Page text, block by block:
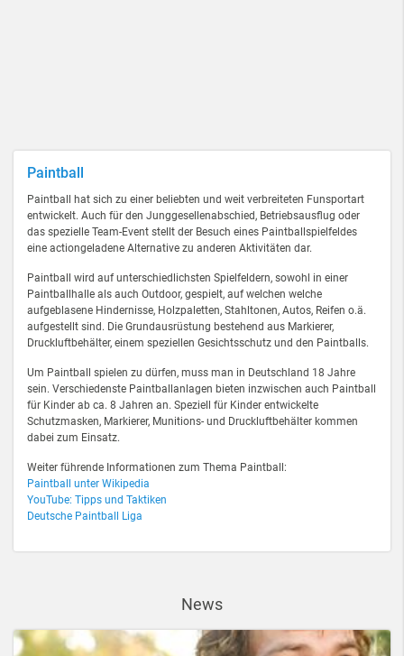
Paintball
Paintball hat sich zu einer beliebten und weit verbreiteten Funsportart
entwickelt. Auch für den Junggesellenabschied, Betriebsausflug oder
das spezielle Team-Event stellt der Besuch eines Paintballspielfeldes
eine actiongeladene Alternative zu anderen Aktivitäten dar.
Paintball wird auf unterschiedlichsten Spielfeldern, sowohl in einer
Paintballhalle als auch Outdoor, gespielt, auf welchen welche
aufgeblasene Hindernisse, Holzpaletten, Stahltonen, Autos, Reifen o.ä.
aufgestellt sind. Die Grundausrüstung bestehend aus Markierer,
Druckluftbehälter, einem speziellen Gesichtsschutz und den Paintballs.
Um Paintball spielen zu dürfen, muss man in Deutschland 18 Jahre
sein. Verschiedenste Paintballanlagen bieten inzwischen auch Paintball
für Kinder ab ca. 8 Jahren an. Speziell für Kinder entwickelte
Schutzmasken, Markierer, Munitions- und Druckluftbehälter kommen
dabei zum Einsatz.
Weiter führende Informationen zum Thema Paintball:
Paintball unter Wikipedia
YouTube: Tipps und Taktiken
Deutsche Paintball Liga
News